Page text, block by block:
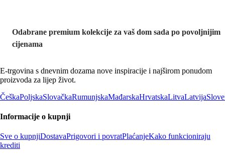
Odabrane premium kolekcije za vaš dom sada po povoljnijim
cijenama
E-trgovina s dnevnim dozama nove inspiracije i najširom ponudom
proizvoda za lijep život.
ČeškaPoljskaSlovačkaRumunjskaMađarskaHrvatskaLitvaLatvija
Informacije o kupnji
Sve o kupnjiDostavaPrigovori i povratPlaćanjeKako funkcioniraju
krediti